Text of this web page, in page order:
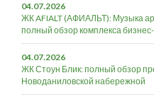
04.07.2026
ЖК AFIALT (АФИАЛЬТ): Музыка
полный обзор комплекса
04.07.2026
ЖК Стоун Блик: полный обзор
Новоданиловской набережной